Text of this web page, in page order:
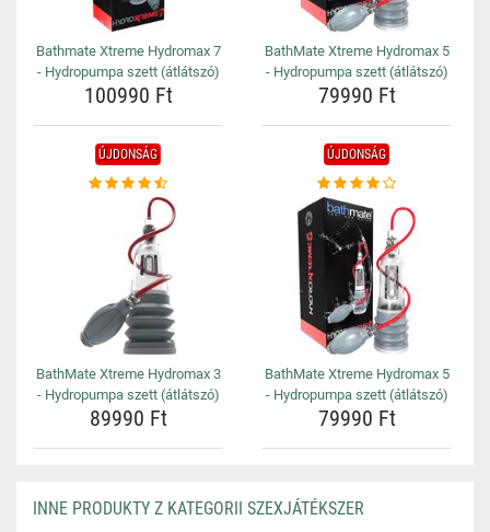
Bathmate Xtreme Hydromax 7
- Hydropumpa szett (átlátszó)
100990 Ft
BathMate Xtreme Hydromax 5
- Hydropumpa szett (átlátszó)
79990 Ft
ÚJDONSÁG
BathMate Xtreme Hydromax 3
- Hydropumpa szett (átlátszó)
89990 Ft
ÚJDONSÁG
BathMate Xtreme Hydromax 5
- Hydropumpa szett (átlátszó)
79990 Ft
INNE PRODUKTY Z KATEGORII SZEXJÁTÉKSZER